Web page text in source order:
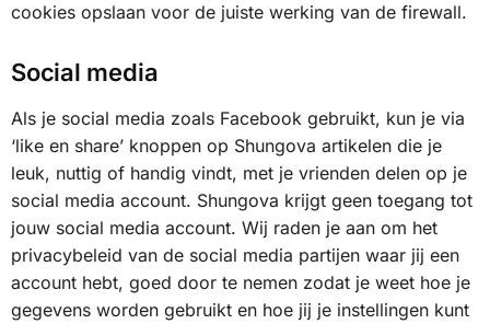
cookies opslaan voor de juiste werking van de firewall.
Social media
Als je social media zoals Facebook gebruikt, kun je via
‘like en share’ knoppen op Shungova artikelen die je
leuk, nuttig of handig vindt, met je vrienden delen op je
social media account. Shungova krijgt geen toegang tot
jouw social media account. Wij raden je aan om het
privacybeleid van de social media partijen waar jij een
account hebt, goed door te nemen zodat je weet hoe je
gegevens worden gebruikt en hoe jij je instellingen kunt